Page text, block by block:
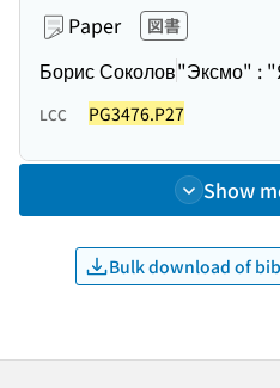
Paper 図書
Борис Соколов"Эксмо" :
LCC PG3476.P27
Show
Bulk download of